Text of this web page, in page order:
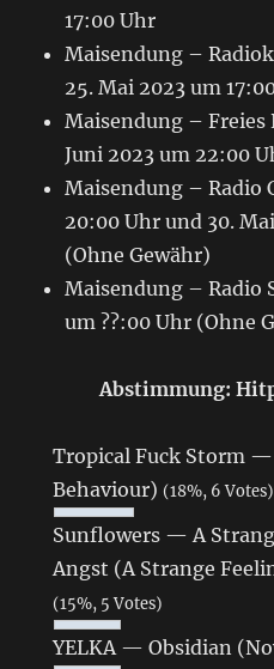
17:00 Uhr
Maisendung –
25. Mai 2023 um
Maisendung – Freies
Juni 2023 um 22:00
Maisendung – Radio
20:00 Uhr und 30.
(Ohne Gewähr)
Maisendung – Radio
um ??:00 Uhr (Ohne
Abstimmung:
Tropical Fuck Storm
Behaviour) (18%, 6 Votes)
Sunflowers — A
Angst (A Strange
(15%, 5 Votes)
YELKA — Obsidian